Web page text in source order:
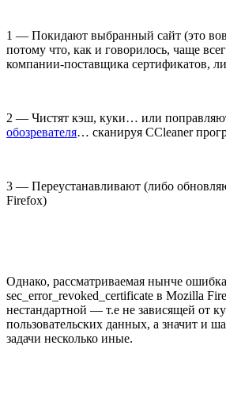
1 — Покидают выбранный сайт (это
потому что, как и говорилось, чаще
компании-поставщика сертификатов,
2 — Чистят кэш, куки… или
обозревателя… сканируя CCleaner
3 — Переустанавливают (либо
Firefox)
Однако, рассматриваемая нынче
sec_error_revoked_certificate в Mozilla
нестандартной — т.е не зависящей от
пользовательских данных, а значит и
задачи несколько иные.